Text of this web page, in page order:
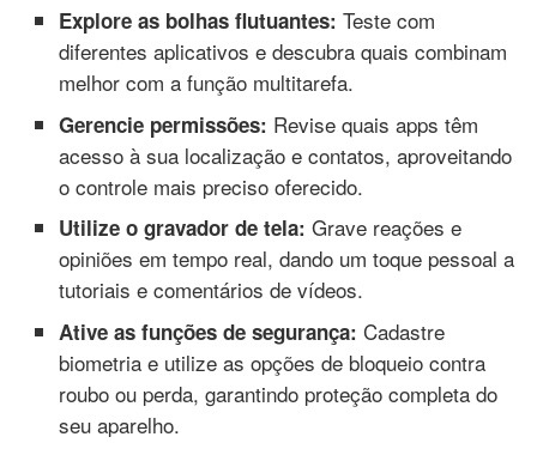
Explore as bolhas flutuantes: Teste com
diferentes aplicativos e descubra quais combinam
melhor com a função multitarefa.
Gerencie permissões: Revise quais apps têm
acesso à sua localização e contatos, aproveitando
o controle mais preciso oferecido.
Utilize o gravador de tela: Grave reações e
opiniões em tempo real, dando um toque pessoal a
tutoriais e comentários de vídeos.
Ative as funções de segurança: Cadastre
biometria e utilize as opções de bloqueio contra
roubo ou perda, garantindo proteção completa do
seu aparelho.